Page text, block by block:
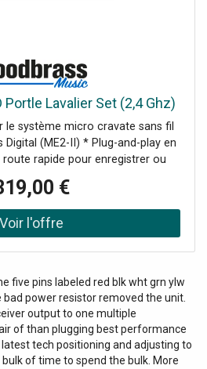
Lavalier Set (2,4 Ghz)
le système micro cravate sans fil
Digital (ME2-II) * Plug-and-play en
rapide pour enregistrer ou
sans licence dans le monde
comme en tournage. *
pour les répétitions, concerts en
(audio pour la vidéo). * Pack
jack 3,5 mm + accessoires
solution XS Wireless Digital
en mobilité XS Wireless Digital
de systèmes sans fil
aller droit au but : un ensemble
et rapide à déployer. Son
€
five pins labeled red blk wht grn ylw
power resistor removed the unit.
output to one multiple
of than plugging best performance
tech positioning and adjusting to
of time to spend the bulk. More